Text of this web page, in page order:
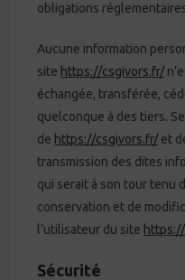
obligations
Aucune information
site https://csgivors.fr/
échangée, transférée,
quelconque à des tiers.
de https://csgivors.fr/et
transmission des dites
qui serait à son tour tenu
conservation et de
l’utilisateur du site
Sécurité